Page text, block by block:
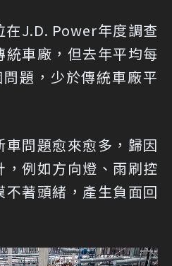
在J.D. Power年度調查
車廠，但去年平均每
題，少於傳統車廠平
問題愈來愈多，歸因
例如方向燈、雨刷控
著頭緒，產生負面回